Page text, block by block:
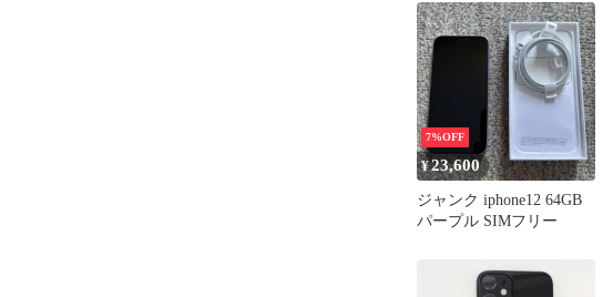
7%OFF
¥23,600
ジャンク iphone12 64GB
パープル SIMフリー